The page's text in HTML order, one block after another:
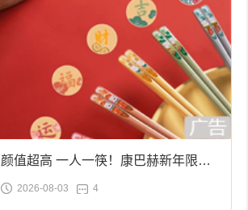
颜值超高 一人一筷！康巴赫新年限定
合金筷子大促：19.9元
2026-08-03 4